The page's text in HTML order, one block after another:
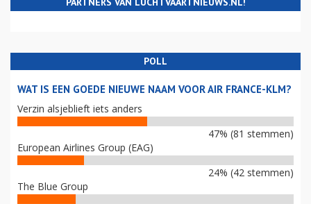
POLL
WAT IS EEN GOEDE NIEUWE NAAM VOOR AIR FRANCE-KLM?
Verzin alsjeblieft iets anders
47% (81 stemmen)
European Airlines Group (EAG)
24% (42 stemmen)
The Blue Group